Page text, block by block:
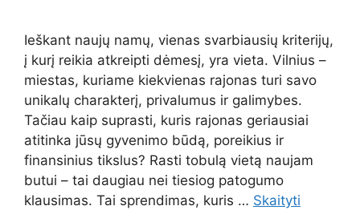
Ieškant naujų namų, vienas svarbiausių kriterijų,
į kurį reikia atkreipti dėmesį, yra vieta. Vilnius –
miestas, kuriame kiekvienas rajonas turi savo
unikalų charakterį, privalumus ir galimybes.
Tačiau kaip suprasti, kuris rajonas geriausiai
atitinka jūsų gyvenimo būdą, poreikius ir
finansinius tikslus? Rasti tobulą vietą naujam
butui – tai daugiau nei tiesiog patogumo
klausimas. Tai sprendimas, kuris … Skaityti